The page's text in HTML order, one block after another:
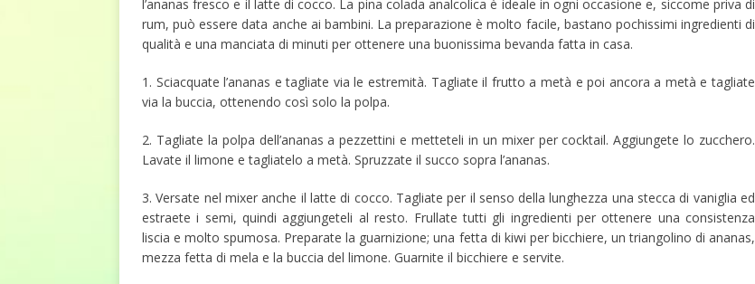
l’ananas fresco e il latte di cocco. La pina colada analcolica è ideale in ogni occasione e, siccome priva di
rum, può essere data anche ai bambini. La preparazione è molto facile, bastano pochissimi ingredienti di
qualità e una manciata di minuti per ottenere una buonissima bevanda fatta in casa.
1. Sciacquate l’ananas e tagliate via le estremità. Tagliate il frutto a metà e poi ancora a metà e tagliate
via la buccia, ottenendo così solo la polpa.
2. Tagliate la polpa dell’ananas a pezzettini e metteteli in un mixer per cocktail. Aggiungete lo zucchero.
Lavate il limone e tagliatelo a metà. Spruzzate il succo sopra l’ananas.
3. Versate nel mixer anche il latte di cocco. Tagliate per il senso della lunghezza una stecca di vaniglia ed
estraete i semi, quindi aggiungeteli al resto. Frullate tutti gli ingredienti per ottenere una consistenza
liscia e molto spumosa. Preparate la guarnizione; una fetta di kiwi per bicchiere, un triangolino di ananas,
mezza fetta di mela e la buccia del limone. Guarnite il bicchiere e servite.